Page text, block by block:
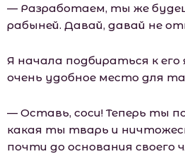
— Разработаем, ты же
рабыней. Давай, давай не
Я начала подбираться к
очень удобное место для
— Оставь, соси! Теперь ты
какая ты тварь и
почти до основания своего